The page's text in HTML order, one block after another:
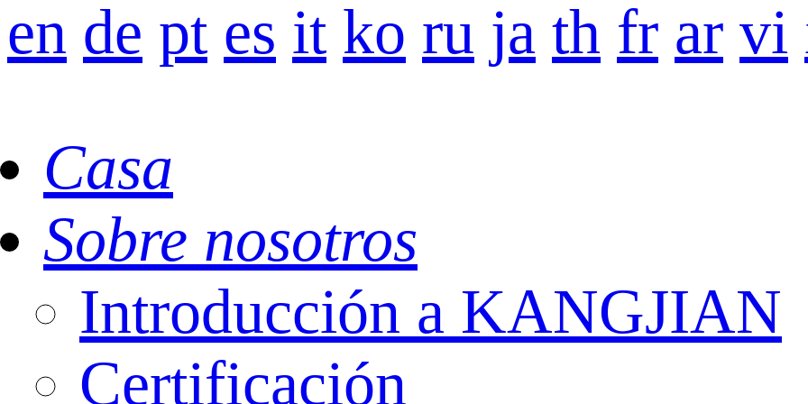
en de pt es it ko ru ja th fr ar vi
Casa
Sobre nosotros
Introducción a KANGJIAN
Certificación